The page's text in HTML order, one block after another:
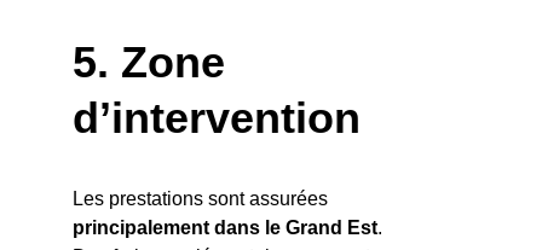
5. Zone
d’intervention
Les prestations sont assurées
principalement dans le Grand Est.